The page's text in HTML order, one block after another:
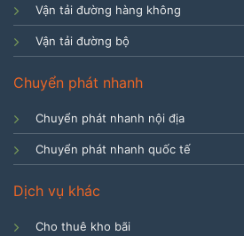
Vận tải đường hàng không
Vận tải đường bộ
Chuyển phát nhanh
Chuyển phát nhanh nội địa
Chuyển phát nhanh quốc tế
Dịch vụ khác
Cho thuê kho bãi